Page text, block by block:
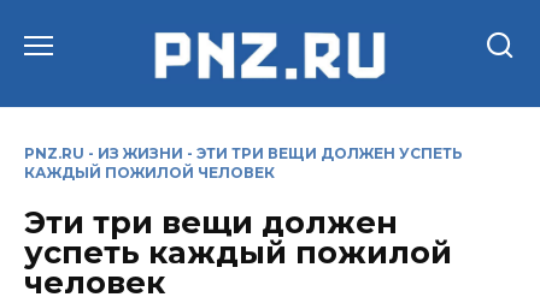
PNZ.RU - ИЗ ЖИЗНИ - ЭТИ ТРИ ВЕЩИ ДОЛЖЕН УСПЕТЬ
КАЖДЫЙ ПОЖИЛОЙ ЧЕЛОВЕК
Эти три вещи должен
успеть каждый пожилой
человек